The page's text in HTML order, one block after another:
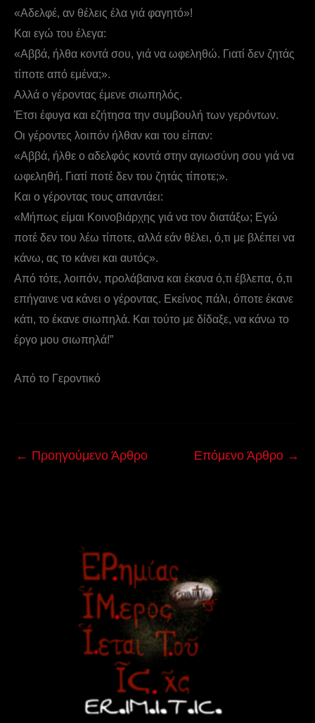
«Αδελφέ, αν θέλεις έλα γιά φαγητό»!
Και εγώ του έλεγα:
«Αββά, ήλθα κοντά σου, γιά να ωφεληθώ. Γιατί δεν ζητάς
τίποτε από εμένα;».
Αλλά ο γέροντας έμενε σιωπηλός.
Έτσι έφυγα και εζήτησα την συμβουλή των γερόντων.
Οι γέροντες λοιπόν ήλθαν και του είπαν:
«Αββά, ήλθε ο αδελφός κοντά στην αγιωσύνη σου γιά να
ωφεληθή. Γιατί ποτέ δεν του ζητάς τίποτε;».
Και ο γέροντας τους απαντάει:
«Μήπως είμαι Κοινοβιάρχης γιά να τον διατάξω; Εγώ
ποτέ δεν του λέω τίποτε, αλλά εάν θέλει, ό,τι με βλέπει να
κάνω, ας το κάνει και αυτός».
Από τότε, λοιπόν, προλάβαινα και έκανα ό,τι έβλεπα, ό,τι
επήγαινε να κάνει ο γέροντας. Εκείνος πάλι, όποτε έκανε
κάτι, το έκανε σιωπηλά. Και τούτο με δίδαξε, να κάνω το
έργο μου σιωπηλά!”
Από το Γεροντικό
← Προηγούμενο Άρθρο Επόμενο Άρθρο →